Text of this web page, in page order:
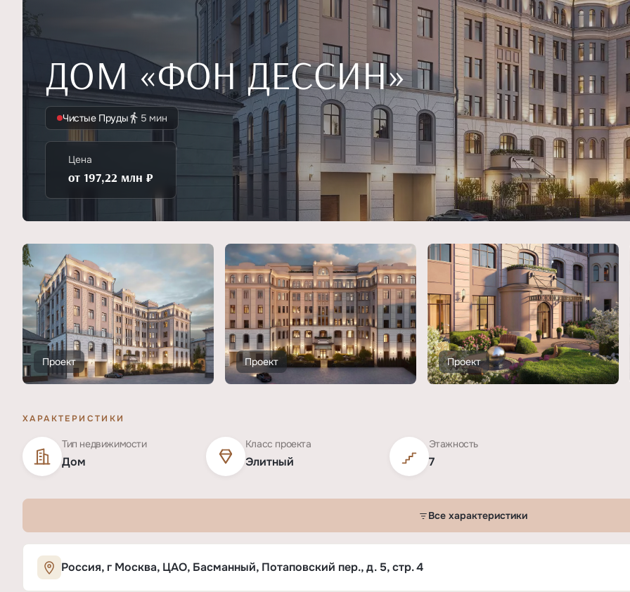
ДОМ «ФОН ДЕССИН»
Чистые Пруды 5 мин
Цена
от 197,22 млн ₽
Проект Проект Проект
ХАРАКТЕРИСТИКИ
Тип недвижимости
Дом
Класс проекта
Элитный
Этажность
7
Все характеристики
Характеристики ЖК «Дом «Фон Дессин»»
Россия, г Москва, ЦАО, Басманный, Потаповский пер., д. 5, стр. 4